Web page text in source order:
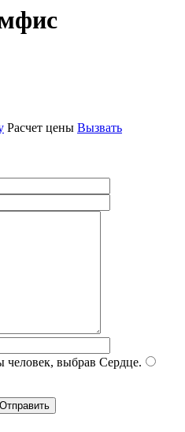
Расчет цены Вызвать
человек, выбрав Сердце.